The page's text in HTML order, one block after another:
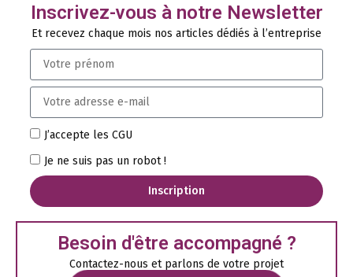
Inscrivez-vous à notre Newsletter
Et recevez chaque mois nos articles dédiés à l’entreprise
J’accepte les CGU
Je ne suis pas un robot !
Inscription
Besoin d'être accompagné ?
Contactez-nous et parlons de votre projet